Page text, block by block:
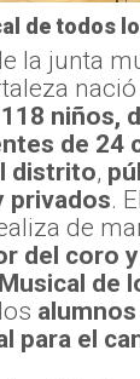
de todos
la junta
niños,
de 24
distrito,
privados. El
de
del coro
de
para el